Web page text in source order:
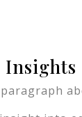
Insights